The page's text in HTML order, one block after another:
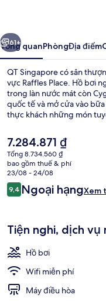
61+
Tổng quanPhòngĐịa điểm
QT Singapore có sân
vực Raffles Place. Hồ bơi
trong làn nước mát còn
quốc tế và mở cửa vào
thực khách những món
bar cạnh hồ bơi và trung
đánh giá cao nhân viên
công cộng chỉ cách một
phút và Ga Downtown 6
Giá
hiện
tại
là
7.284.871 ₫
7.284.871 ₫
Tổng 8.734.560 ₫
bao gồm thuế & phí
23/08 - 24/08
Nhận
xét
9,49,4 trên 10,
Ngoại hạngXem
Tiện nghi, dịch vụ
Hồ bơi
Wifi miễn phí
Máy điều hòa